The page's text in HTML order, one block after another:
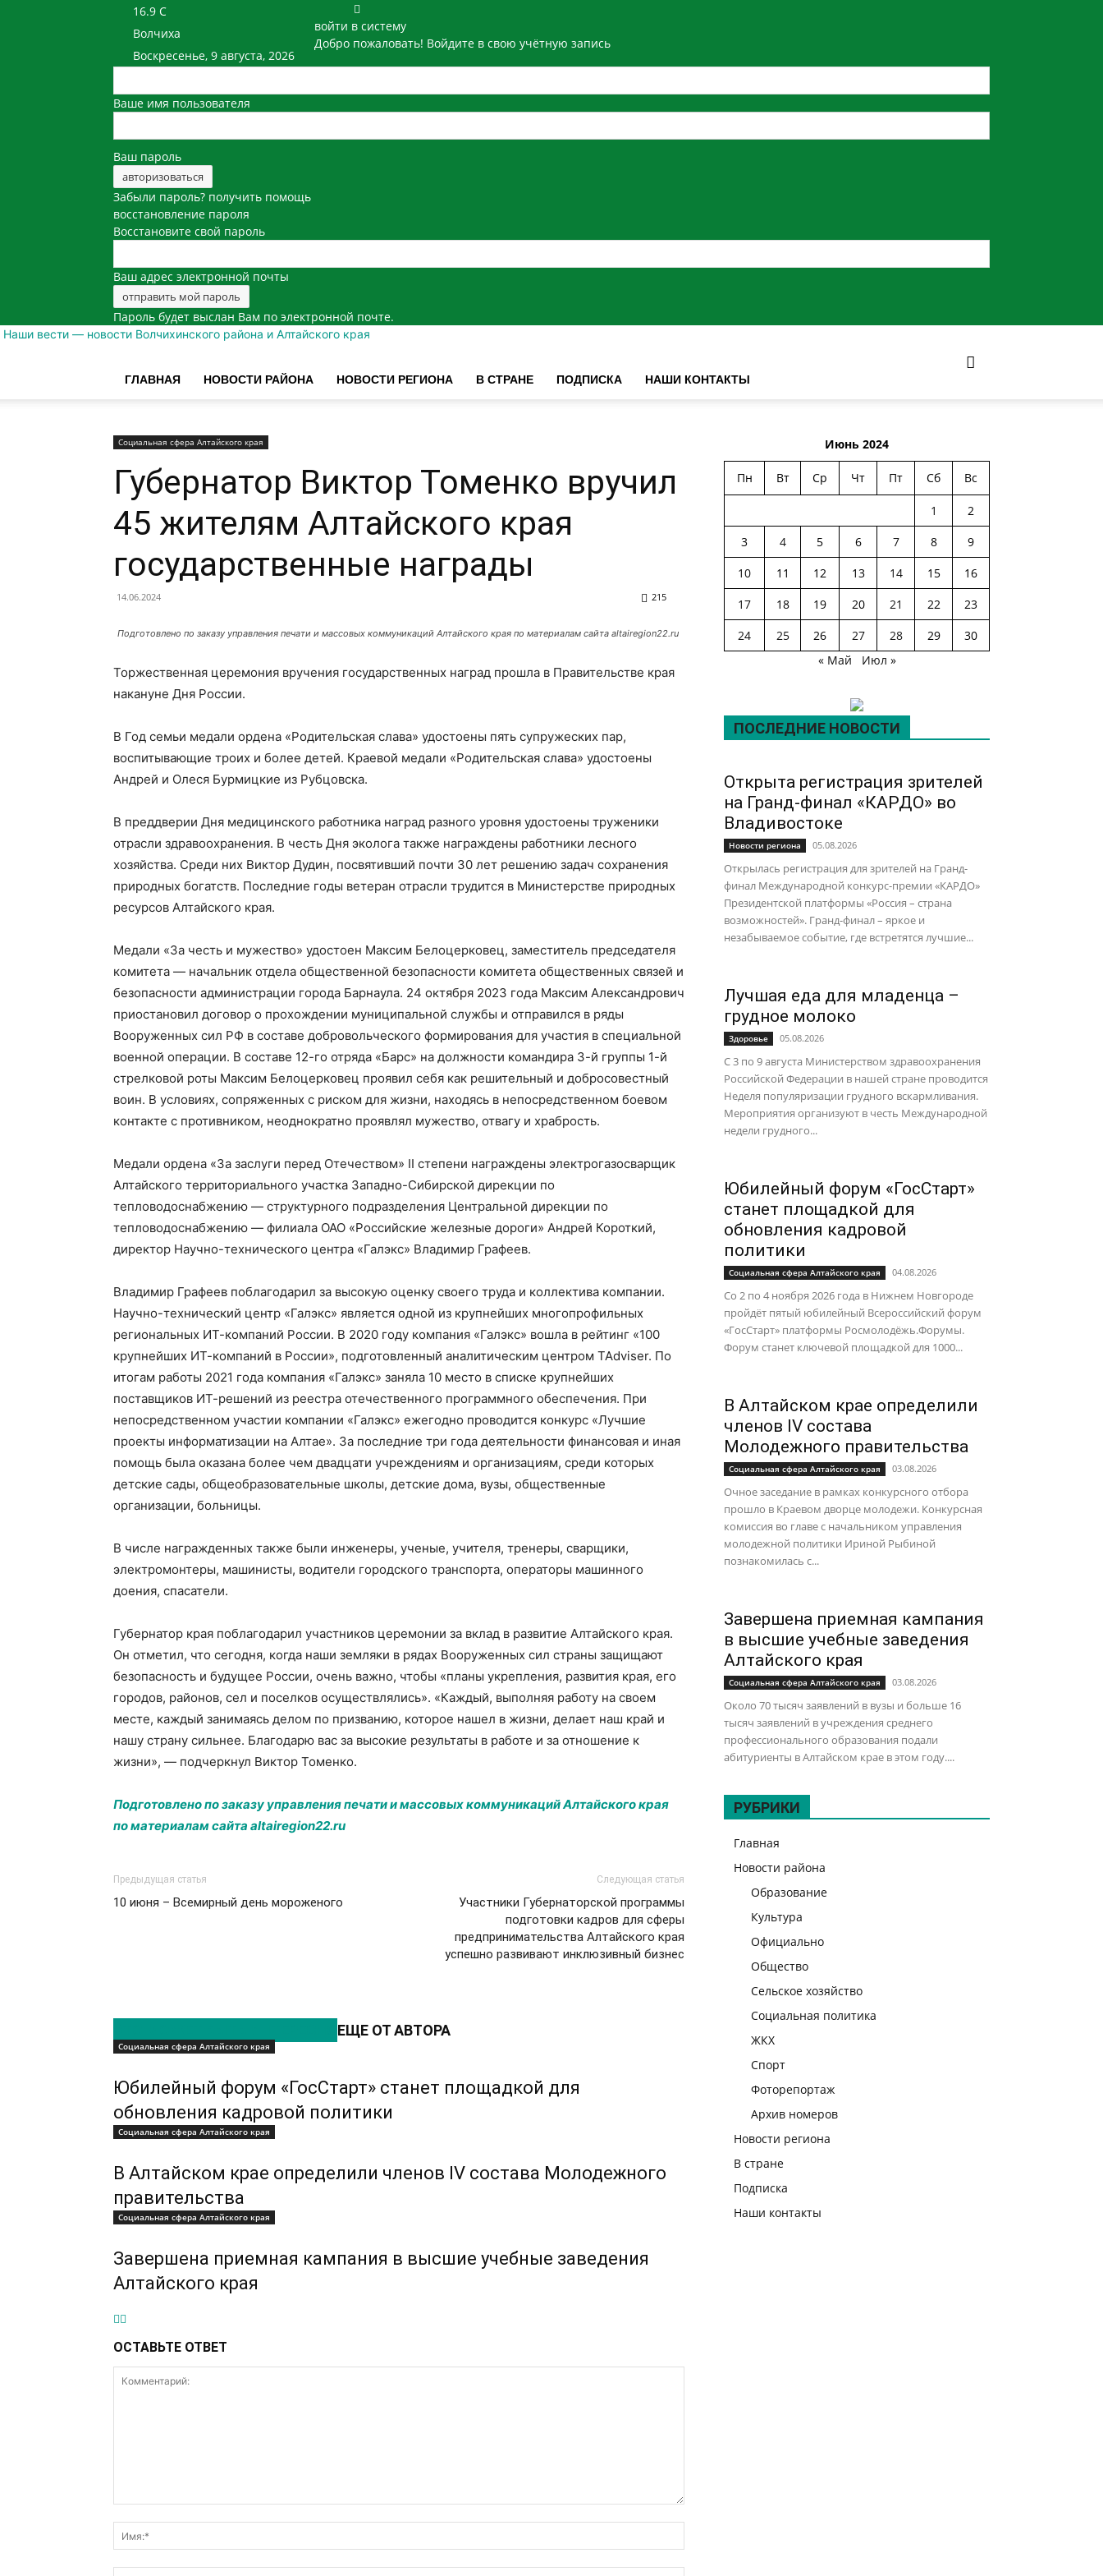
16.9 C
Волчиха
Воскресенье, 9 августа, 2026
войти в систему
Добро пожаловать! Войдите в свою учётную запись
Ваше имя пользователя
Ваш пароль
Забыли пароль? получить помощь
восстановление пароля
Восстановите свой пароль
Ваш адрес электронной почты
Пароль будет выслан Вам по электронной почте.
Наши вести — новости Волчихинского района и Алтайского края
ГЛАВНАЯ НОВОСТИ РАЙОНА НОВОСТИ РЕГИОНА В СТРАНЕ ПОДПИСКА НАШИ КОНТАКТЫ
Социальная сфера Алтайского края
Губернатор Виктор Томенко вручил
45 жителям Алтайского края
государственные награды
14.06.2024 215
Подготовлено по заказу управления печати и массовых коммуникаций Алтайского края по материалам сайта altairegion22.ru
Торжественная церемония вручения государственных наград прошла в Правительстве края
накануне Дня России.
В Год семьи медали ордена «Родительская слава» удостоены пять супружеских пар,
воспитывающие троих и более детей. Краевой медали «Родительская слава» удостоены
Андрей и Олеся Бурмицкие из Рубцовска.
В преддверии Дня медицинского работника наград разного уровня удостоены труженики
отрасли здравоохранения. В честь Дня эколога также награждены работники лесного
хозяйства. Среди них Виктор Дудин, посвятивший почти 30 лет решению задач сохранения
природных богатств. Последние годы ветеран отрасли трудится в Министерстве природных
ресурсов Алтайского края.
Медали «За честь и мужество» удостоен Максим Белоцерковец, заместитель председателя
комитета — начальник отдела общественной безопасности комитета общественных связей и
безопасности администрации города Барнаула. 24 октября 2023 года Максим Александрович
приостановил договор о прохождении муниципальной службы и отправился в ряды
Вооруженных сил РФ в составе добровольческого формирования для участия в специальной
военной операции. В составе 12-го отряда «Барс» на должности командира 3-й группы 1-й
стрелковой роты Максим Белоцерковец проявил себя как решительный и добросовестный
воин. В условиях, сопряженных с риском для жизни, находясь в непосредственном боевом
контакте с противником, неоднократно проявлял мужество, отвагу и храбрость.
Медали ордена «За заслуги перед Отечеством» II степени награждены электрогазосварщик
Алтайского территориального участка Западно-Сибирской дирекции по
тепловодоснабжению — структурного подразделения Центральной дирекции по
тепловодоснабжению — филиала ОАО «Российские железные дороги» Андрей Короткий,
директор Научно-технического центра «Галэкс» Владимир Графеев.
Владимир Графеев поблагодарил за высокую оценку своего труда и коллектива компании.
Научно-технический центр «Галэкс» является одной из крупнейших многопрофильных
региональных ИТ-компаний России. В 2020 году компания «Галэкс» вошла в рейтинг «100
крупнейших ИТ-компаний в России», подготовленный аналитическим центром TAdviser. По
итогам работы 2021 года компания «Галэкс» заняла 10 место в списке крупнейших
поставщиков ИТ-решений из реестра отечественного программного обеспечения. При
непосредственном участии компании «Галэкс» ежегодно проводится конкурс «Лучшие
проекты информатизации на Алтае». За последние три года деятельности финансовая и иная
помощь была оказана более чем двадцати учреждениям и организациям, среди которых
детские сады, общеобразовательные школы, детские дома, вузы, общественные
организации, больницы.
В числе награжденных также были инженеры, ученые, учителя, тренеры, сварщики,
электромонтеры, машинисты, водители городского транспорта, операторы машинного
доения, спасатели.
Губернатор края поблагодарил участников церемонии за вклад в развитие Алтайского края.
Он отметил, что сегодня, когда наши земляки в рядах Вооруженных сил страны защищают
безопасность и будущее России, очень важно, чтобы «планы укрепления, развития края, его
городов, районов, сел и поселков осуществлялись». «Каждый, выполняя работу на своем
месте, каждый занимаясь делом по призванию, которое нашел в жизни, делает наш край и
нашу страну сильнее. Благодарю вас за высокие результаты в работе и за отношение к
жизни», — подчеркнул Виктор Томенко.
Подготовлено по заказу управления печати и массовых коммуникаций Алтайского края
по материалам сайта altairegion22.ru
Предыдущая статья
10 июня – Всемирный день мороженого
Следующая статья
Участники Губернаторской программы
подготовки кадров для сферы
предпринимательства Алтайского края
успешно развивают инклюзивный бизнес
ЕЩЕ ОТ АВТОРА
Социальная сфера Алтайского края
Юбилейный форум «ГосСтарт» станет площадкой для
обновления кадровой политики
Социальная сфера Алтайского края
В Алтайском крае определили членов IV состава Молодежного
правительства
Социальная сфера Алтайского края
Завершена приемная кампания в высшие учебные заведения
Алтайского края
ОСТАВЬТЕ ОТВЕТ
Июнь 2024
Пн Вт Ср Чт Пт Сб Вс
1
2
3
4 5 6 7 8
9
10
11 12 13 14 15
16
17
18 19 20 21 22
23
24
25 26 27 28 29
30
« Май
Июл »
ПОСЛЕДНИЕ НОВОСТИ
Открыта регистрация зрителей
на Гранд-финал «КАРДО» во
Владивостоке
Новости региона 05.08.2026
Открылась регистрация для зрителей на Гранд-
финал Международной конкурс-премии «КАРДО»
Президентской платформы «Россия – страна
возможностей». Гранд-финал – яркое и
незабываемое событие, где встретятся лучшие...
Лучшая еда для младенца –
грудное молоко
Здоровье 05.08.2026
С 3 по 9 августа Министерством здравоохранения
Российской Федерации в нашей стране проводится
Неделя популяризации грудного вскармливания.
Мероприятия организуют в честь Международной
недели грудного...
Юбилейный форум «ГосСтарт»
станет площадкой для
обновления кадровой
политики
Социальная сфера Алтайского края 04.08.2026
Со 2 по 4 ноября 2026 года в Нижнем Новгороде
пройдёт пятый юбилейный Всероссийский форум
«ГосСтарт» платформы Росмолодёжь.Форумы.
Форум станет ключевой площадкой для 1000...
В Алтайском крае определили
членов IV состава
Молодежного правительства
Социальная сфера Алтайского края 03.08.2026
Очное заседание в рамках конкурсного отбора
прошло в Краевом дворце молодежи. Конкурсная
комиссия во главе с начальником управления
молодежной политики Ириной Рыбиной
познакомилась с...
Завершена приемная кампания
в высшие учебные заведения
Алтайского края
Социальная сфера Алтайского края 03.08.2026
Около 70 тысяч заявлений в вузы и больше 16
тысяч заявлений в учреждения среднего
профессионального образования подали
абитуриенты в Алтайском крае в этом году....
РУБРИКИ
Главная
Новости района
Образование
Культура
Официально
Общество
Сельское хозяйство
Социальная политика
ЖКХ
Спорт
Фоторепортаж
Архив номеров
Новости региона
В стране
Подписка
Наши контакты